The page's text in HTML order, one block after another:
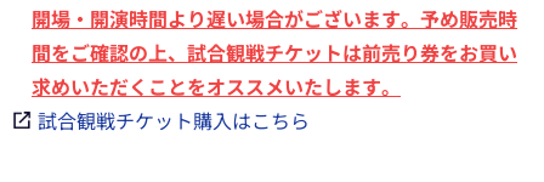
開場・開演時間より遅い場合がございます。予め販売時
間をご確認の上、試合観戦チケットは前売り券をお買い
求めいただくことをオススメいたします。
試合観戦チケット購入はこちら